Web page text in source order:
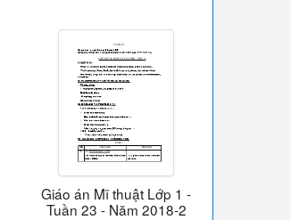
Giáo án Mĩ thuật Lớp 1 -
Tuần 23 - Năm 2018-2